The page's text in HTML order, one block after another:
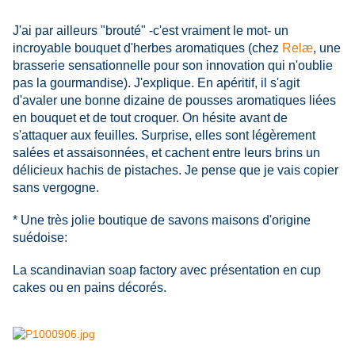
J'ai par ailleurs "brouté" -c'est vraiment le mot- un
incroyable bouquet d'herbes aromatiques (chez Relæ, une
brasserie sensationnelle pour son innovation qui n'oublie
pas la gourmandise). J'explique. En apéritif, il s'agit
d'avaler une bonne dizaine de pousses aromatiques liées
en bouquet et de tout croquer. On hésite avant de
s'attaquer aux feuilles. Surprise, elles sont légèrement
salées et assaisonnées, et cachent entre leurs brins un
délicieux hachis de pistaches. Je pense que je vais copier
sans vergogne.
* Une très jolie boutique de savons maisons d'origine
suédoise:
La scandinavian soap factory avec présentation en cup
cakes ou en pains décorés.